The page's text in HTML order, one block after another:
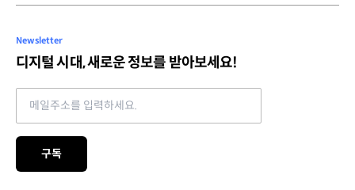
Newsletter
디지털 시대, 새로운 정보를 받아보세요!
Email address
구독